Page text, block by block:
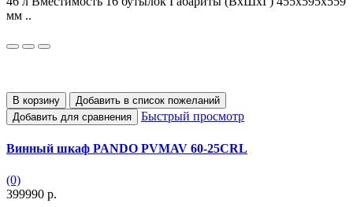
мм ..
В корзину
Добавить в список пожеланий
Добавить для сравнения
Быстрый просмотр
Винный шкаф PANDO PVMAV 60-25CRL
(0)
399990 р.